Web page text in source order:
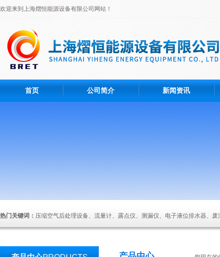
欢迎来到上海熠恒能源设备有限公司网站！
首页 公司简介 新闻资讯
热门关键词： 压缩空气后处理设备、流量计、露点仪、测漏仪、电子液位排水器、